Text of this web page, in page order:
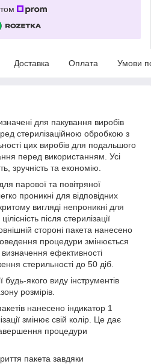
Доставка Оплата Умови
для пакування виробів
стерилізаційною обробкою з
цих виробів для подальшого
перед використанням. Усі
зручність та економію.
парової та повітряної
проникні для відповідних
вигляді непроникні для
після стерилізації
стороні пакета нанесено
процедури змінюється
ефективності
стерильності до 50 діб.
будь-якого виду інструментів
розмірів.
нанесено індикатор 1
змінює свій колір. Це дає
процедури
пакета завдяки